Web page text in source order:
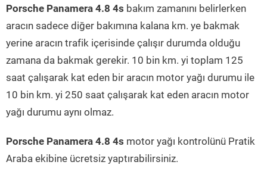
Porsche Panamera 4.8 4s bakım zamanını belirlerken
aracın sadece diğer bakımına kalana km. ye bakmak
yerine aracın trafik içerisinde çalışır durumda olduğu
zamana da bakmak gerekir. 10 bin km. yi toplam 125
saat çalışarak kat eden bir aracın motor yağı durumu ile
10 bin km. yi 250 saat çalışarak kat eden aracın motor
yağı durumu aynı olmaz.
Porsche Panamera 4.8 4s motor yağı kontrolünü Pratik
Araba ekibine ücretsiz yaptırabilirsiniz.